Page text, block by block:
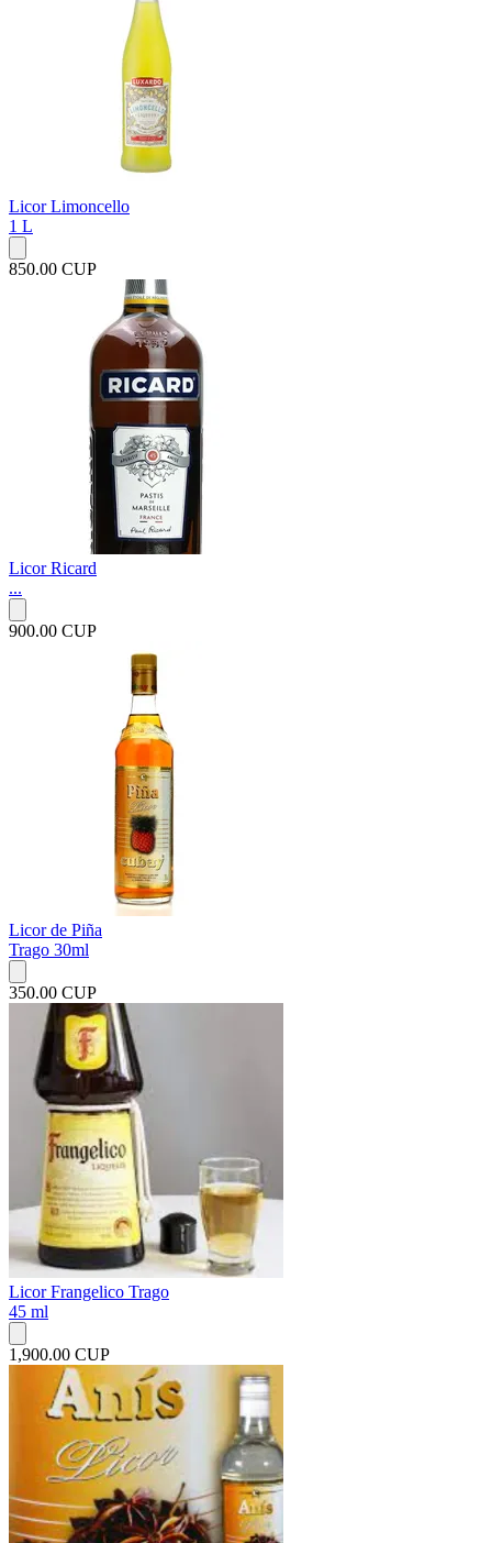
Licor Limoncello
1 L
850.00 CUP
Licor Ricard
...
900.00 CUP
Licor de Piña
Trago 30ml
350.00 CUP
Licor Frangelico Trago
45 ml
1,900.00 CUP